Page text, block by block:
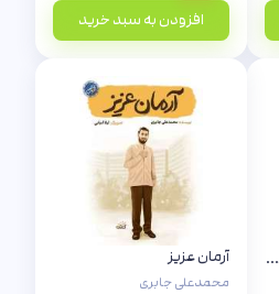
افزودن به سبد خرید
مجموعه قهرمان من (35 جلدی) آرمان عزیز
محمدعلی جابری